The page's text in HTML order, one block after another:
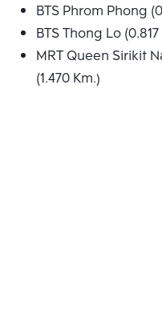
BTS Phrom Phong
BTS Thong Lo
MRT Queen Sirikit
(1.470 Km.)